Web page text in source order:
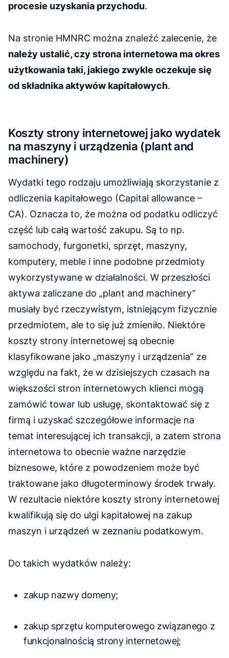
procesie uzyskania przychodu.
Na stronie HMNRC można znaleźć zalecenie, że
należy ustalić, czy strona internetowa ma okres
użytkowania taki, jakiego zwykle oczekuje się
od składnika aktywów kapitałowych.
Koszty strony internetowej jako wydatek
na maszyny i urządzenia (plant and
machinery)
Wydatki tego rodzaju umożliwiają skorzystanie z
odliczenia kapitałowego (Capital allowance –
CA). Oznacza to, że można od podatku odliczyć
część lub całą wartość zakupu. Są to np.
samochody, furgonetki, sprzęt, maszyny,
komputery, meble i inne podobne przedmioty
wykorzystywane w działalności. W przeszłości
aktywa zaliczane do „plant and machinery”
musiały być rzeczywistym, istniejącym fizycznie
przedmiotem, ale to się już zmieniło. Niektóre
koszty strony internetowej są obecnie
klasyfikowane jako „maszyny i urządzenia” ze
względu na fakt, że w dzisiejszych czasach na
większości stron internetowych klienci mogą
zamówić towar lub usługę, skontaktować się z
firmą i uzyskać szczegółowe informacje na
temat interesującej ich transakcji, a zatem strona
internetowa to obecnie ważne narzędzie
biznesowe, które z powodzeniem może być
traktowane jako długoterminowy środek trwały.
W rezultacie niektóre koszty strony internetowej
kwalifikują się do ulgi kapitałowej na zakup
maszyn i urządzeń w zeznaniu podatkowym.
Do takich wydatków należy:
zakup nazwy domeny;
zakup sprzętu komputerowego związanego z
funkcjonalnością strony internetowej;